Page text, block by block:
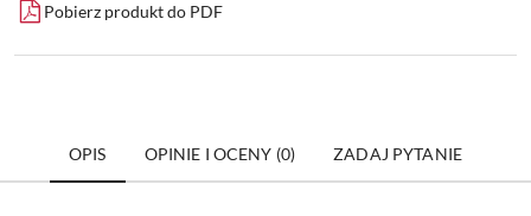
Pobierz produkt do PDF
OPIS OPINIE I OCENY (0) ZADAJ PYTANIE